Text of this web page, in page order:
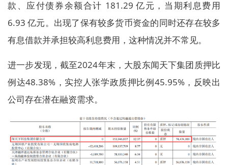
款、应付债券余额合计 181.29 亿元，当期利息费用
6.93 亿元。出现了保有较多货币资金的同时还存在较多
有息借款并承担较高利息费用，这种情况并不常见。
进一步发现，截至2024年末，大股东闻天下集团质押比
例达48.38%，实控人张学政质押比例45.95%，反映出
公司存在潜在融资需求。